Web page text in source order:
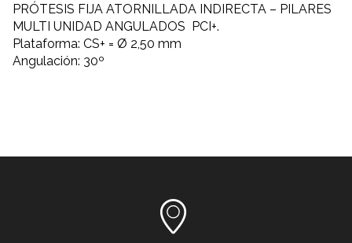
PRÓTESIS FIJA ATORNILLADA INDIRECTA – PILARES
MULTI UNIDAD ANGULADOS PCI+.
Plataforma: CS+ = Ø 2,50 mm
Angulación: 30º